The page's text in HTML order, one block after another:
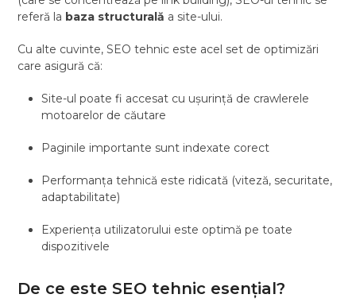
referă la baza structurală a site-ului.
Cu alte cuvinte, SEO tehnic este acel set de optimizări
care asigură că:
Site-ul poate fi accesat cu ușurință de crawlerele
motoarelor de căutare
Paginile importante sunt indexate corect
Performanța tehnică este ridicată (viteză, securitate,
adaptabilitate)
Experiența utilizatorului este optimă pe toate
dispozitivele
De ce este SEO tehnic esențial?